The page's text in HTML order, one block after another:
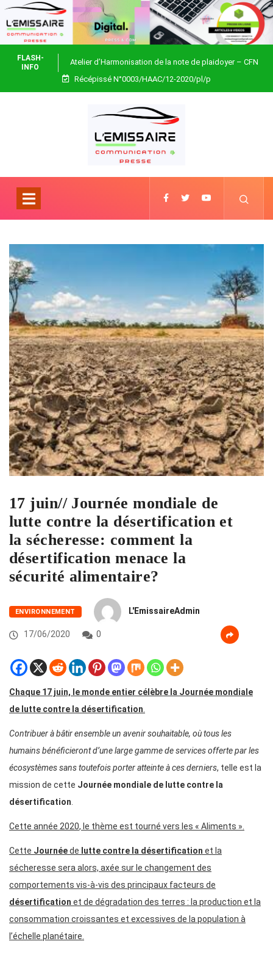
FLASH-
INFO
Atelier d’Harmonisation de la note de plaidoyer – CFN
Togo
Récépissé N°0003/HAAC/12-2020/pl/p
17 juin// Journée mondiale de
lutte contre la désertification et
la sécheresse: comment la
désertification menace la
sécurité alimentaire?
ENVIRONNEMENT L'EmissaireAdmin
17/06/2020 0
Chaque 17 juin, le monde entier célèbre la Journée mondiale
de lutte contre la désertification.
Contribuer à bâtir ensemble un avenir souhaitable, où tous les
humains bénéficieront d’une large gamme de services offerte par les
écosystèmes sans toutefois porter atteinte à ces derniers, telle est la
mission de cette Journée mondiale de lutte contre la
désertification.
Cette année 2020, le thème est tourné vers les « Aliments ».
Cette Journéede lutte contre la désertification et la
sécheresse seraalors, axée sur le changement des
comportements vis-à-vis des principaux facteurs de
désertification et de dégradation des terres : la production et la
consommation croissantes et excessives de la population à
l’échelle planétaire.